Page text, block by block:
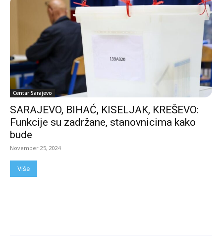
Centar Sarajevo
SARAJEVO, BIHAĆ, KISELJAK, KREŠEVO:
Funkcije su zadržane, stanovnicima kako
bude
November 25, 2024
Više